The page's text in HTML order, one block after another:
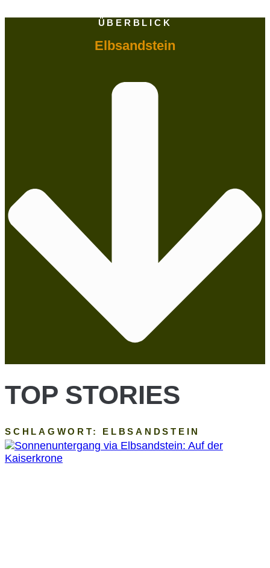
ÜBERBLICK
Elbsandstein
TOP STORIES
SCHLAGWORT: ELBSANDSTEIN